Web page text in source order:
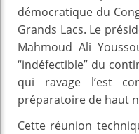
démocratique du
Grands Lacs. Le
Mahmoud Ali
“indéfectible” du
qui ravage l’est
préparatoire de haut
Cette réunion